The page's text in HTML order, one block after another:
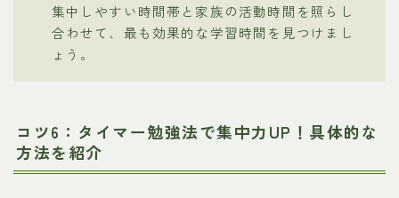
集中しやすい時間帯と家族の活動時間を照らし
合わせて、最も効果的な学習時間を見つけまし
ょう。
コツ6：タイマー勉強法で集中力UP！具体的な
方法を紹介